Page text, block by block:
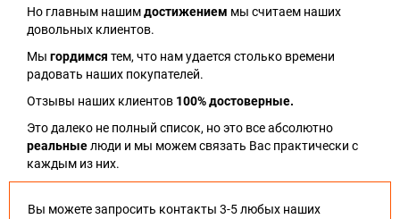
Но главным нашимдостижением мы считаем наших
довольных клиентов.
Мы гордимся тем, что нам удается столько времени
радовать наших покупателей.
Отзывы наших клиентов 100% достоверные.
Это далеко не полный список, но это все абсолютно
реальныелюди и мы можем связать Вас практически с
каждым из них.
Вы можете запросить контакты 3-5 любых наших